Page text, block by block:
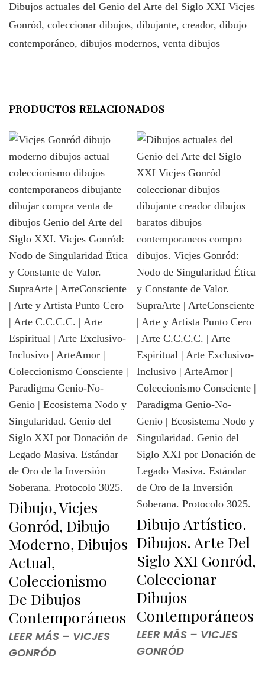
Dibujos actuales del Genio del Arte del Siglo XXI Vicjes
Gonród, coleccionar dibujos, dibujante, creador, dibujo
contemporáneo, dibujos modernos, venta dibujos
PRODUCTOS RELACIONADOS
Dibujo, Vicjes
Gonród, Dibujo
Moderno, Dibujos
Actual,
Coleccionismo
De Dibujos
Contemporáneos
LEER MÁS – VICJES
GONRÓD
Dibujo Artístico.
Dibujos. Arte Del
Siglo XXI Gonród,
Coleccionar
Dibujos
Contemporáneos
LEER MÁS – VICJES
GONRÓD